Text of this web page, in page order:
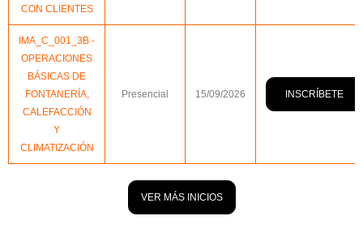
CON CLIENTES
IMA_C_001_3B -
OPERACIONES
BÁSICAS DE
FONTANERÍA,
CALEFACCIÓN
Y
CLIMATIZACIÓN
Presencial 15/09/2026 INSCRÍBETE
VER MÁS INICIOS